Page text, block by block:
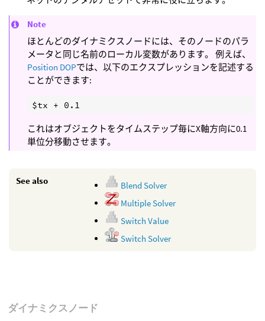
Note
ほとんどのダイナミクスノードには、そのノードのパラ
メータと同じ名前のローカル変数があります。 例えば、
Position DOPでは、以下のエクスプレッションを記述する
ことができます:
これはオブジェクトをタイムステップ毎にX軸方向に0.1
単位分移動させます。
See also
Blend Solver
Multiple Solver
Switch Value
Switch Solver
ダイナミクスノード